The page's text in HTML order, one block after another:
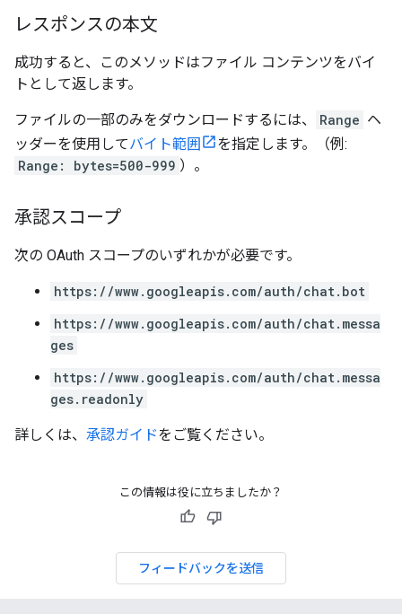
レスポンスの本文
成功すると、このメソッドはファイル コンテンツをバイ
トとして返します。
ファイルの一部のみをダウンロードするには、 Range ヘ
ッダーを使用してバイト範囲
を指定します。（例:
Range: bytes=500-999 ）。
承認スコープ
次の OAuth スコープのいずれかが必要です。
https://www.googleapis.com/auth/chat.bot
https://www.googleapis.com/auth/chat.messa
ges
https://www.googleapis.com/auth/chat.messa
ges.readonly
詳しくは、 承認ガイドをご覧ください。
この情報は役に立ちましたか？
フィードバックを送信